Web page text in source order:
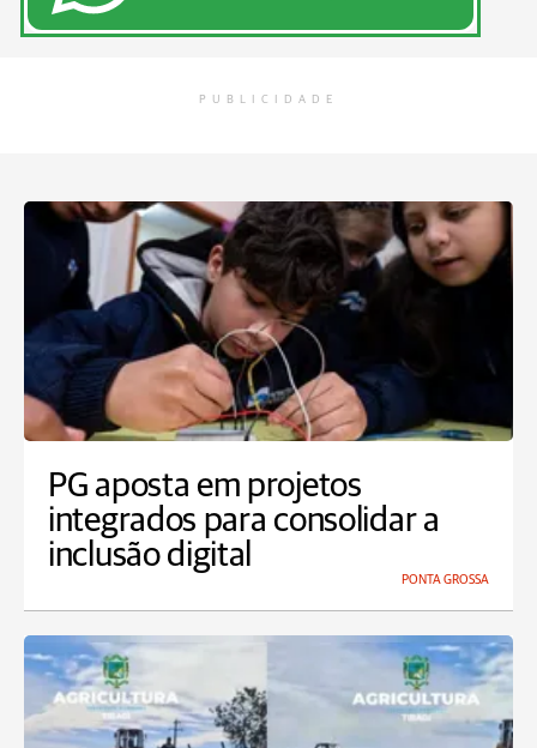
PUBLICIDADE
PG aposta em projetos
integrados para consolidar a
inclusão digital
PONTA GROSSA